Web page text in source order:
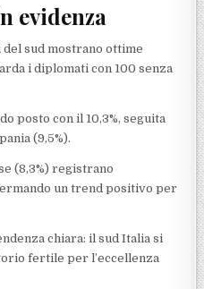
evidenza
sud mostrano ottime
i diplomati con 100 senza
posto con il 10,3%, seguita
(9,5%).
(8,3%) registrano
un trend positivo per
chiara: il sud Italia si
fertile per l’eccellenza